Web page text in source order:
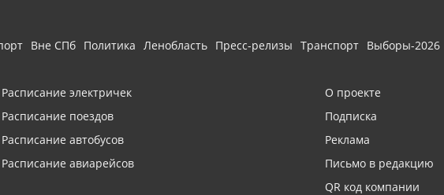
Вне СПб Политика Ленобласть Пресс-релизы Транспорт Выборы-2026
Расписание электричек
Расписание поездов
Расписание автобусов
Расписание авиарейсов
О проекте
Подписка
Реклама
Письмо в редакцию
QR код компании